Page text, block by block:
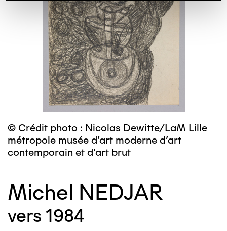
© Crédit photo : Nicolas Dewitte/LaM Lille
métropole musée d’art moderne d’art
contemporain et d’art brut
Michel NEDJAR
vers 1984